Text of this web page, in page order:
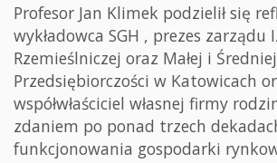
Profesor Jan Klimek podzielił się
wykładowca SGH , prezes zarządu
Rzemieślniczej oraz Małej i Średniej
Przedsiębiorczości w Katowicach
współwłaściciel własnej firmy
zdaniem po ponad trzech
funkcjonowania gospodarki